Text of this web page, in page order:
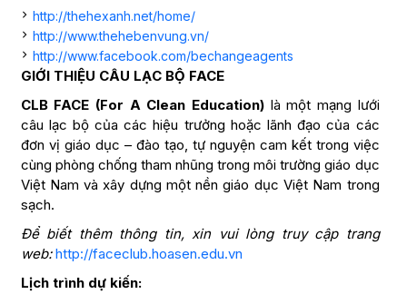
http://thehexanh.net/home/
http://www.thehebenvung.vn/
http://www.facebook.com/bechangeagents
GIỚI THIỆU CÂU LẠC BỘ FACE
CLB FACE (For A Clean Education) là một mạng lưới
câu lạc bộ của các hiệu trưởng hoặc lãnh đạo của các
đơn vị giáo dục – đào tạo, tự nguyện cam kết trong việc
cùng phòng chống tham nhũng trong môi trường giáo dục
Việt Nam và xây dựng một nền giáo dục Việt Nam trong
sạch.
Để biết thêm thông tin, xin vui lòng truy cập trang
web:http://faceclub.hoasen.edu.vn
Lịch trình dự kiến: